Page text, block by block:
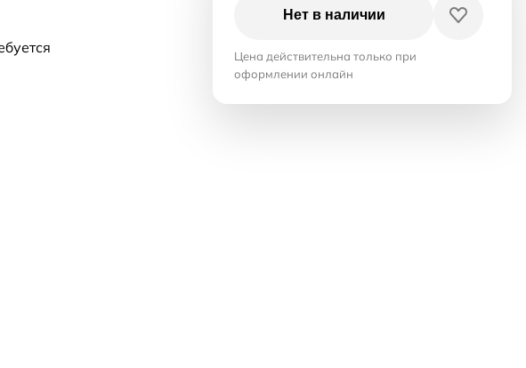
Нет в наличии
Цена действительна только при
оформлении онлайн